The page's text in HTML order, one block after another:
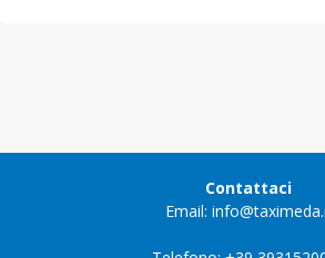
Contattaci
Email: